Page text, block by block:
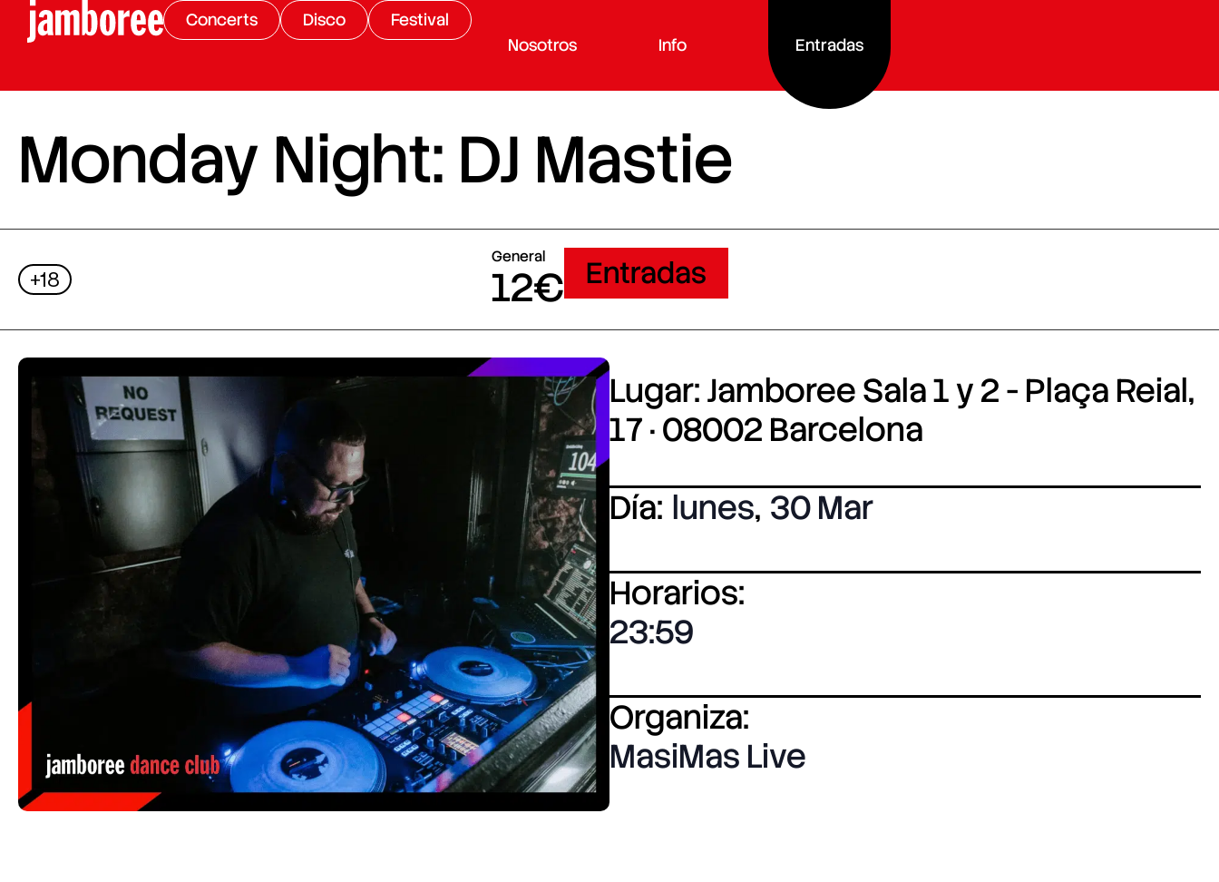
Concerts Disco
Festival
Nosotros
Info Entradas
Monday Night: DJ Mastie
+18
General
12€ Entradas
Lugar: Jamboree Sala 1 y 2 - Plaça Reial,
17 · 08002 Barcelona
Día: lunes, 30 Mar
Horarios:
23:59
Organiza:
MasiMas Live